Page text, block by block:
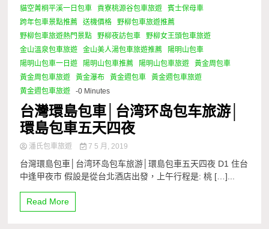
貓空菁桐平溪一日包車
貢寮桃源谷包車旅遊
賓士保母車
跨年包車景點推薦
送機價格
野柳包車旅遊推薦
野柳包車旅遊熱門景點
野柳夜訪包車
野柳女王頭包車旅遊
金山溫泉包車旅遊
金山美人湯包車旅遊推薦
陽明山包車
陽明山包車一日遊
陽明山包車推薦 陽明山包車旅遊
黃金周包車
黃金周包車旅遊
黃金瀑布 黃金週包車
黃金週包車旅遊
黄金週包車旅遊
-0 Minutes
台灣環島包車│台湾环岛包车旅游│
環島包車五天四夜
潘氏包車旅遊 7 5 月, 2019
台灣環島包車│台湾环岛包车旅游│環島包車五天四夜 D1 住台
中逢甲夜市 假設是從台北酒店出發，上午行程是: 桃 […]...
Read More